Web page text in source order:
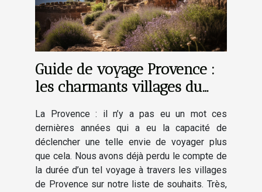
Guide de voyage Provence :
les charmants villages du
La Provence : il n’y a pas eu un mot ces
dernières années qui a eu la capacité de
déclencher une telle envie de voyager plus
que cela. Nous avons déjà perdu le compte de
la durée d’un tel voyage à travers les villages
de Provence sur notre liste de souhaits. Très,